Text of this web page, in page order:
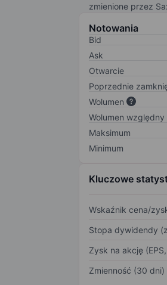
zmienione przez
Notowania
Bid
Ask
Otwarcie
Poprzednie
Wolumen
Wolumen względny
Maksimum
Minimum
Kluczowe
Wskaźnik cena/
Stopa dywidendy
Zysk na akcję
Zmienność (30 dni)